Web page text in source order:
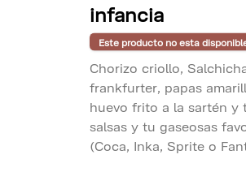
para 2 personas
Acompañado de papa blanca y
arroz con choclo y ají tradición
*Nuestros precios están
expresados en soles e incluyen
impuestos de ley y recargo al
consumo.
S/ 76.00
Fuente de Arroz con
infancia
Este producto no esta
Chorizo criollo,
frankfurter, papas
huevo frito a la sartén y
salsas y tu gaseosas
(Coca, Inka, Sprite o